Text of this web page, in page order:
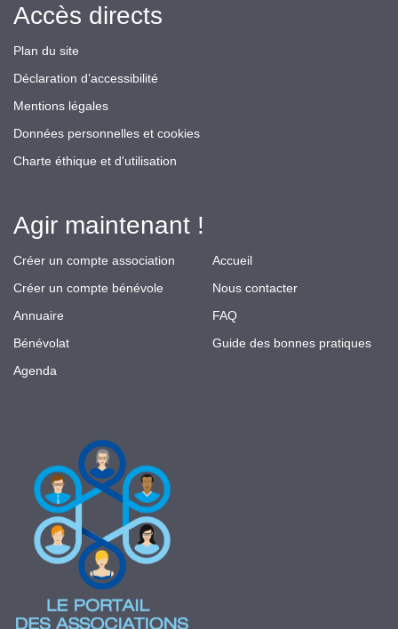
Accès directs
Plan du site
Déclaration d’accessibilité
Mentions légales
Données personnelles et cookies
Charte éthique et d'utilisation
Agir maintenant !
Créer un compte association
Créer un compte bénévole
Annuaire
Bénévolat
Agenda
Accueil
Nous contacter
FAQ
Guide des bonnes pratiques